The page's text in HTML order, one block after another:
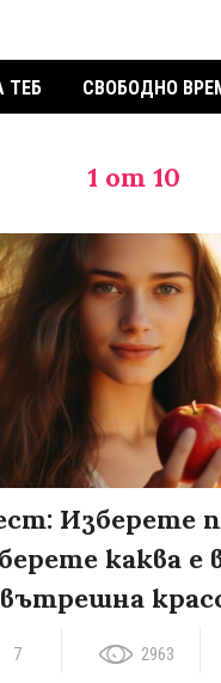
ТЕБ СВОБОДНО
1 от 10
Изберете
каква е
вътрешна
7 2963